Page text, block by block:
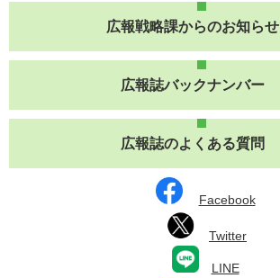
広報戦略課からのお知らせ
広報誌バックナンバー
広報誌のよくある質問
Facebook
Twitter
LINE